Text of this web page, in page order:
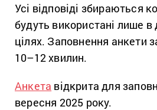
Усі відповіді збираються
будуть використані лише в
цілях. Заповнення анкети
10–12 хвилин.
Анкета відкрита для
вересня 2025 року.